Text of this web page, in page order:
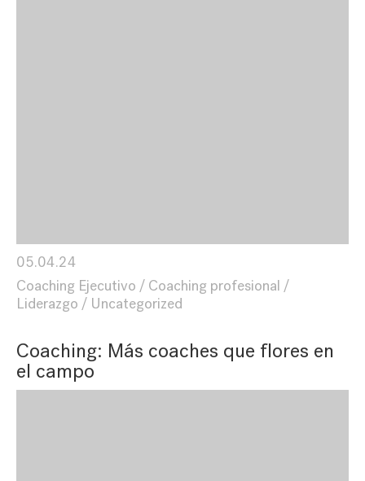
05.04.24
Coaching Ejecutivo
Coaching profesional
Liderazgo
Uncategorized
Coaching: Más coaches que flores en
el campo